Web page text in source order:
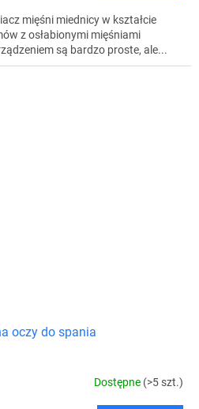
mięśni miednicy w kształcie
z osłabionymi mięśniami
są bardzo proste, ale...
oczy do spania
Dostępne (>5 szt.)